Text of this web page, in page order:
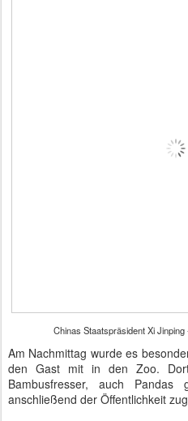
Chinas Staatspräsident Xi
Am Nachmittag wurde es
den Gast mit in den Zoo.
Bambusfresser, auch
anschließend der Öffentlichkeit